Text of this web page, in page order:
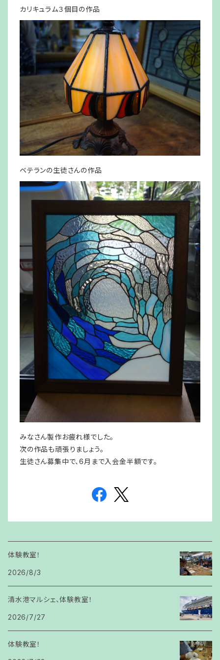
カリキュラム３個目の作品
ベテランの生徒さんの作品
みなさん製作お疲れ様でした。
次の作品も頑張りましょう。
生徒さん募集中で、6月まで入会金半額です。
体験教室！
2026/8/3
清水港マルシェ、体験教室！
2026/7/27
体験教室！